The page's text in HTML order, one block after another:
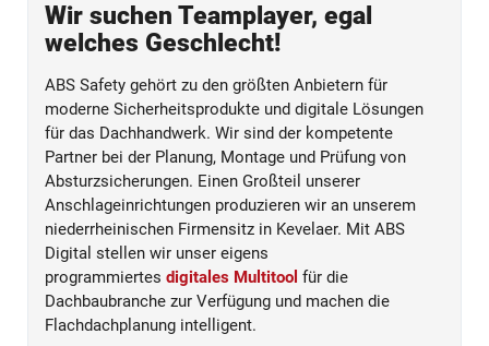
Wir suchen Teamplayer, egal
welches Geschlecht!
ABS Safety gehört zu den größten Anbietern für
moderne Sicherheitsprodukte und digitale Lösungen
für das Dachhandwerk. Wir sind der kompetente
Partner bei der Planung, Montage und Prüfung von
Absturzsicherungen. Einen Großteil unserer
Anschlageinrichtungen produzieren wir an unserem
niederrheinischen Firmensitz in Kevelaer. Mit ABS
Digital stellen wir unser eigens
programmiertes digitales Multitool für die
Dachbaubranche zur Verfügung und machen die
Flachdachplanung intelligent.